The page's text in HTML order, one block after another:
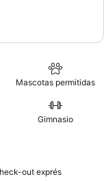
Mascotas permitidas
Gimnasio
out exprés